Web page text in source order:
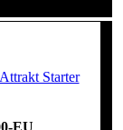
Starter
EU